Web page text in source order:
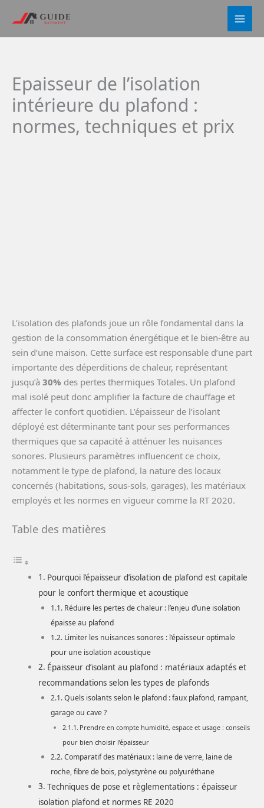
contenu
Epaisseur de l’isolation
intérieure du plafond :
normes, techniques et prix
L’isolation des plafonds joue un rôle fondamental dans la
gestion de la consommation énergétique et le bien-être au
sein d’une maison. Cette surface est responsable d’une part
importante des déperditions de chaleur, représentant
jusqu’à 30% des pertes thermiques Totales. Un plafond
mal isolé peut donc amplifier la facture de chauffage et
affecter le confort quotidien. L’épaisseur de l’isolant
déployé est déterminante tant pour ses performances
thermiques que sa capacité à atténuer les nuisances
sonores. Plusieurs paramètres influencent ce choix,
notamment le type de plafond, la nature des locaux
concernés (habitations, sous-sols, garages), les matériaux
employés et les normes en vigueur comme la RT 2020.
Table des matières
Pourquoi l’épaisseur d’isolation de plafond est capitale
pour le confort thermique et acoustique
Réduire les pertes de chaleur : l’enjeu d’une isolation
épaisse au plafond
Limiter les nuisances sonores : l’épaisseur optimale
pour une isolation acoustique
Épaisseur d’isolant au plafond : matériaux adaptés et
recommandations selon les types de plafonds
Quels isolants selon le plafond : faux plafond, rampant,
garage ou cave ?
Prendre en compte humidité, espace et usage : conseils
pour bien choisir l’épaisseur
Comparatif des matériaux : laine de verre, laine de
roche, fibre de bois, polystyrène ou polyuréthane
Techniques de pose et règlementations : épaisseur
isolation plafond et normes RE 2020